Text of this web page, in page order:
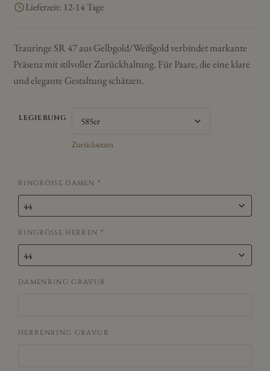
Lieferzeit: 12-14 Tage
Trauringe SR 47 aus Gelbgold/Weißgold verbindet markante
Präsenz mit stilvoller Zurückhaltung. Für Paare, die eine klare
und elegante Gestaltung schätzen.
LEGIERUNG
Zurücksetzen
RINGRÖSSE DAMEN *
RINGRÖSSE HERREN *
DAMENRING GRAVUR
HERRENRING GRAVUR